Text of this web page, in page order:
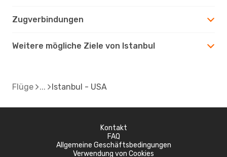
Zugverbindungen
Weitere mögliche Ziele von Istanbul
Flüge Istanbul - USA
Kontakt
FAQ
Allgemeine Geschäftsbedingungen
Verwendung von Cookies